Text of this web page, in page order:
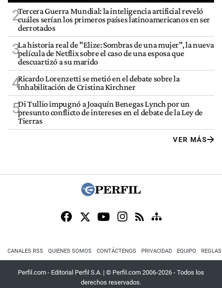
2Tercera Guerra Mundial: la inteligencia artificial reveló
cuáles serían los primeros países latinoamericanos en ser
derrotados
3La historia real de "Elize: Sombras de una mujer", la nueva
película de Netflix sobre el caso de una esposa que
descuartizó a su marido
4Ricardo Lorenzetti se metió en el debate sobre la
inhabilitación de Cristina Kirchner
5Di Tullio impugnó a Joaquín Benegas Lynch por un
presunto conflicto de intereses en el debate de la Ley de
Tierras
VER MÁS
CANALES RSS QUIENES SOMOS CONTÁCTENOS PRIVACIDAD EQUIPO
Perfil.com - Editorial Perfil S.A. | © Perfil.com 2006-2026 - Todos los
derechos reservados.